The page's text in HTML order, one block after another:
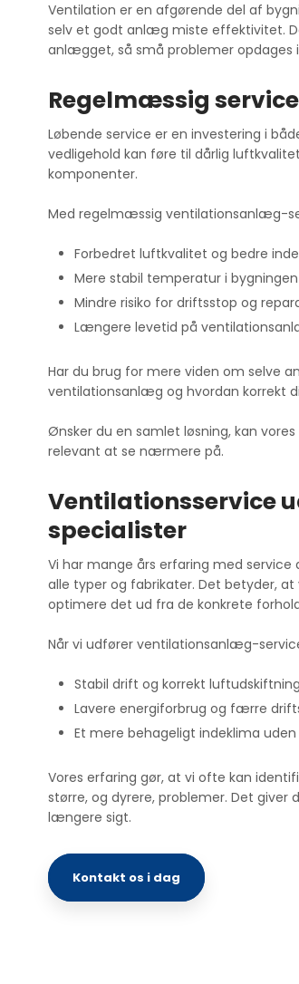
Ventilation er en afgørende del af
selv et godt anlæg miste effektivitet.
anlægget, så små problemer opdages
Regelmæssig
Løbende service er en investering i
vedligehold kan føre til dårlig
komponenter.
Med regelmæssig ventilationsanlæg-
Forbedret luftkvalitet og bedre
Mere stabil temperatur i bygningen
Mindre risiko for driftsstop og
Længere levetid på
Har du brug for mere viden om selve
ventilationsanlæg og hvordan korrekt
Ønsker du en samlet løsning, kan
relevant at se nærmere på.
Ventilationsservice
specialister
Vi har mange års erfaring med
alle typer og fabrikater. Det betyder,
optimere det ud fra de konkrete
Når vi udfører ventilationsanlæg-
Stabil drift og korrekt luftudskiftning
Lavere energiforbrug og færre
Et mere behageligt indeklima
Vores erfaring gør, at vi ofte kan
større, og dyrere, problemer. Det giver
længere sigt.
Kontakt os i dag